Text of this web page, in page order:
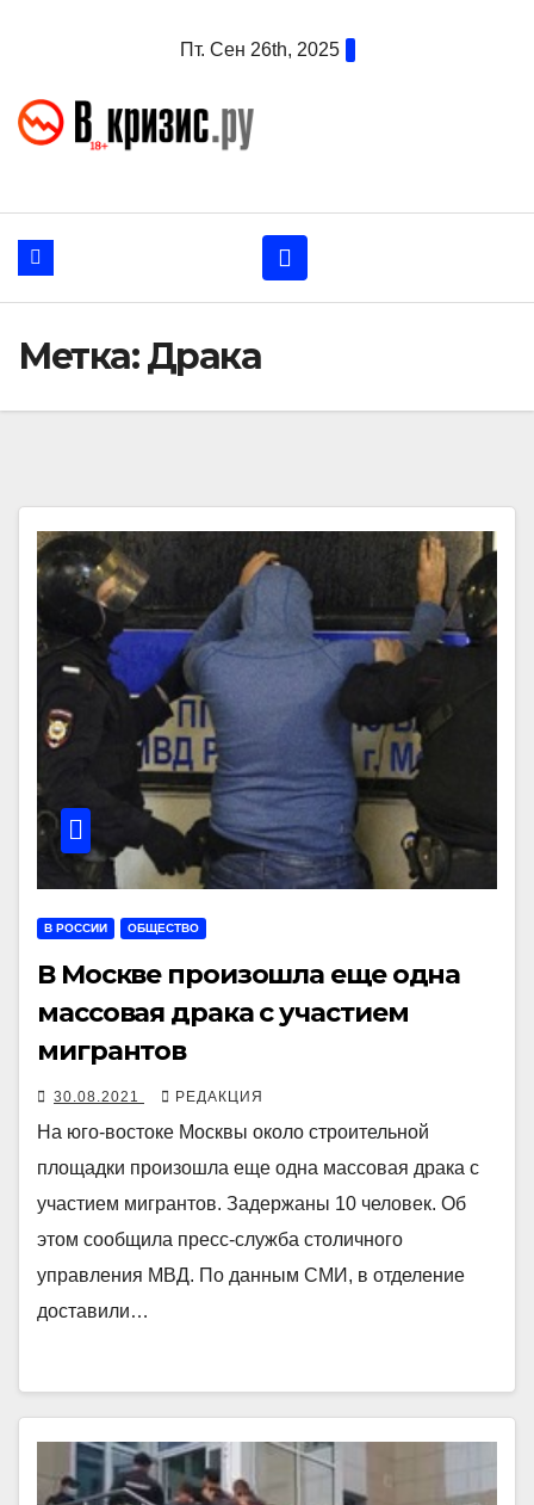
Пт. Сен 26th, 2025
Метка:Драка
В РОССИИ ОБЩЕСТВО
В Москве произошла еще одна
массовая драка с участием
мигрантов
30.08.2021 РЕДАКЦИЯ
На юго-востоке Москвы около строительной
площадки произошла еще одна массовая драка с
участием мигрантов. Задержаны 10 человек. Об
этом сообщила пресс-служба столичного
управления МВД. По данным СМИ, в отделение
доставили…